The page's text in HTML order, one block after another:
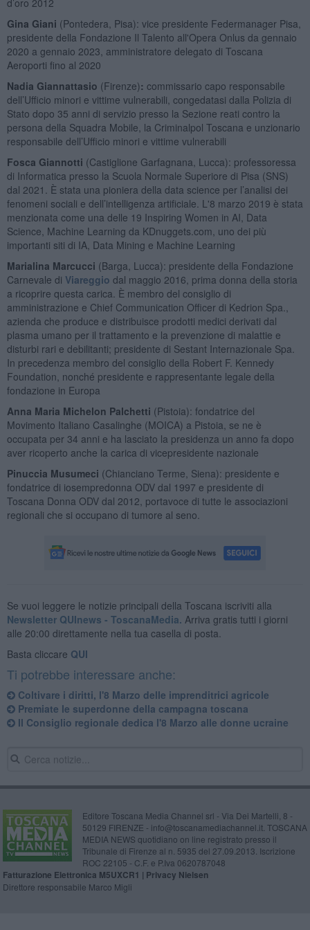
Gina Giani (Pontedera, Pisa): vice presidente Federmanager Pisa,
presidente della Fondazione Il Talento all'Opera Onlus da gennaio
2020 a gennaio 2023, amministratore delegato di Toscana
Aeroporti fino al 2020
Nadia Giannattasio (Firenze): commissario capo responsabile
dell’Ufficio minori e vittime vulnerabili, congedatasi dalla Polizia di
Stato dopo 35 anni di servizio presso la Sezione reati contro la
persona della Squadra Mobile, la Criminalpol Toscana e unzionario
responsabile dell’Ufficio minori e vittime vulnerabili
Fosca Giannotti (Castiglione Garfagnana, Lucca): professoressa
di Informatica presso la Scuola Normale Superiore di Pisa (SNS)
dal 2021. È stata una pioniera della data science per l’analisi dei
fenomeni sociali e dell’intelligenza artificiale. L'8 marzo 2019 è stata
menzionata come una delle 19 Inspiring Women in AI, Data
Science, Machine Learning da KDnuggets.com, uno dei più
importanti siti di IA, Data Mining e Machine Learning
Marialina Marcucci (Barga, Lucca): presidente della Fondazione
Carnevale di Viareggio dal maggio 2016, prima donna della storia
a ricoprire questa carica. È membro del consiglio di
amministrazione e Chief Communication Officer di Kedrion Spa.,
azienda che produce e distribuisce prodotti medici derivati dal
plasma umano per il trattamento e la prevenzione di malattie e
disturbi rari e debilitanti; presidente di Sestant Internazionale Spa.
In precedenza membro del consiglio della Robert F. Kennedy
Foundation, nonché presidente e rappresentante legale della
fondazione in Europa
Anna Maria Michelon Palchetti (Pistoia): fondatrice del
Movimento Italiano Casalinghe (MOICA) a Pistoia, se ne è
occupata per 34 anni e ha lasciato la presidenza un anno fa dopo
aver ricoperto anche la carica di vicepresidente nazionale
Pinuccia Musumeci (Chianciano Terme, Siena): presidente e
fondatrice di iosempredonna ODV dal 1997 e presidente di
Toscana Donna ODV dal 2012, portavoce di tutte le associazioni
regionali che si occupano di tumore al seno.
Se vuoi leggere le notizie principali della Toscana iscriviti alla
Newsletter QUInews - ToscanaMedia. Arriva gratis tutti i giorni
alle 20:00 direttamente nella tua casella di posta.
Basta cliccare QUI
Ti potrebbe interessare anche:
Coltivare i diritti, l'8 Marzo delle imprenditrici agricole
Premiate le superdonne della campagna toscana
Il Consiglio regionale dedica l'8 Marzo alle donne ucraine
Editore Toscana Media Channel srl - Via Dei Martelli, 8 -
50129 FIRENZE - info@toscanamediachannel.it. TOSCANA
MEDIA NEWS quotidiano on line registrato presso il
Tribunale di Firenze al n. 5935 del 27.09.2013. Iscrizione
ROC 22105 - C.F. e P.Iva 0620787048
Fatturazione Elettronica M5UXCR1 | Privacy Nielsen
Direttore responsabile Marco Migli